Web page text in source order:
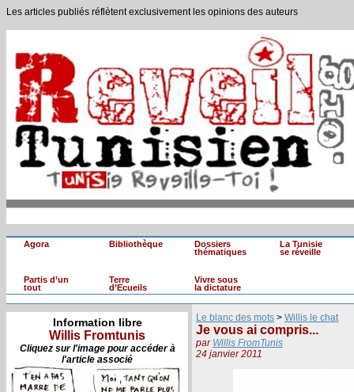
Les articles publiés réflètent exclusivement les opinions des auteurs
Agora Bibliothèque
Dossiers
thématiques
La Tunisie
se réveille
Partis d’un
tout
Terre
d’Ecueils
Vivre sous
la dictature
Information libre
Willis Fromtunis
Cliquez sur l'image pour accéder à
l'article associé
Le blanc des mots > Willis le chat
Je vous ai compris...
par Willis FromTunis
24 janvier 2011